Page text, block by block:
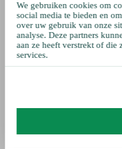
We gebruiken cookies om
social media te bieden en
over uw gebruik van onze
analyse. Deze partners
aan ze heeft verstrekt of die
services.